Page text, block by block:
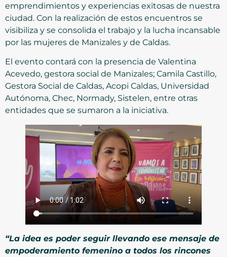
emprendimientos y experiencias exitosas de nuestra
ciudad. Con la realización de estos encuentros se
visibiliza y se consolida el trabajo y la lucha incansable
por las mujeres de Manizales y de Caldas.
El evento contará con la presencia de Valentina
Acevedo, gestora social de Manizales; Camila Castillo,
Gestora Social de Caldas, Acopi Caldas, Universidad
Autónoma, Chec, Normady, Sistelen, entre otras
entidades que se sumaron a la iniciativa.
“La idea es poder seguir llevando ese mensaje de
empoderamiento femenino a todos los rincones